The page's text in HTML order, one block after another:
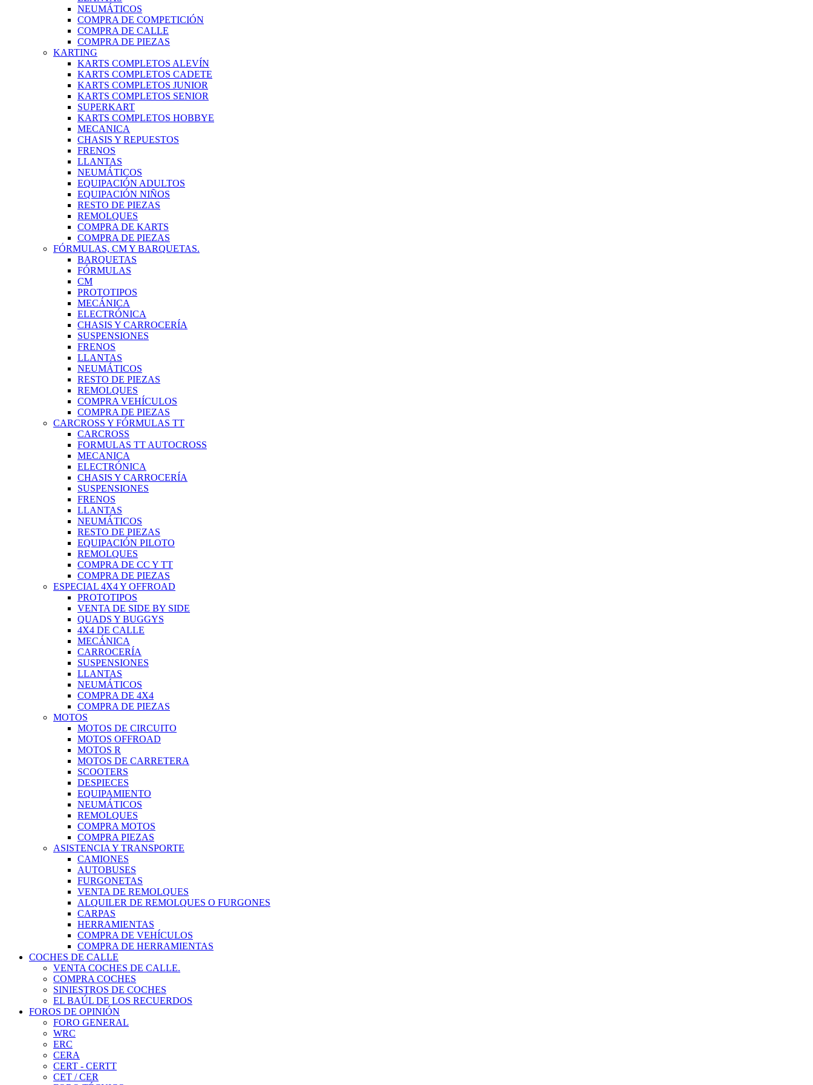
NEUMÁTICOS
COMPRA DE COMPETICIÓN
COMPRA DE CALLE
COMPRA DE PIEZAS
KARTING
KARTS COMPLETOS ALEVÍN
KARTS COMPLETOS CADETE
KARTS COMPLETOS JUNIOR
KARTS COMPLETOS SENIOR
SUPERKART
KARTS COMPLETOS HOBBYE
MECANICA
CHASIS Y REPUESTOS
FRENOS
LLANTAS
NEUMÁTICOS
EQUIPACIÓN ADULTOS
EQUIPACIÓN NIÑOS
RESTO DE PIEZAS
REMOLQUES
COMPRA DE KARTS
COMPRA DE PIEZAS
FÓRMULAS, CM Y BARQUETAS.
BARQUETAS
FÓRMULAS
CM
PROTOTIPOS
MECÁNICA
ELECTRÓNICA
CHASIS Y CARROCERÍA
SUSPENSIONES
FRENOS
LLANTAS
NEUMÁTICOS
RESTO DE PIEZAS
REMOLQUES
COMPRA VEHÍCULOS
COMPRA DE PIEZAS
CARCROSS Y FÓRMULAS TT
CARCROSS
FORMULAS TT AUTOCROSS
MECANICA
ELECTRÓNICA
CHASIS Y CARROCERÍA
SUSPENSIONES
FRENOS
LLANTAS
NEUMÁTICOS
RESTO DE PIEZAS
EQUIPACIÓN PILOTO
REMOLQUES
COMPRA DE CC Y TT
COMPRA DE PIEZAS
ESPECIAL 4X4 Y OFFROAD
PROTOTIPOS
VENTA DE SIDE BY SIDE
QUADS Y BUGGYS
4X4 DE CALLE
MECÁNICA
CARROCERÍA
SUSPENSIONES
LLANTAS
NEUMÁTICOS
COMPRA DE 4X4
COMPRA DE PIEZAS
MOTOS
MOTOS DE CIRCUITO
MOTOS OFFROAD
MOTOS R
MOTOS DE CARRETERA
SCOOTERS
DESPIECES
EQUIPAMIENTO
NEUMÁTICOS
REMOLQUES
COMPRA MOTOS
COMPRA PIEZAS
ASISTENCIA Y TRANSPORTE
CAMIONES
AUTOBUSES
FURGONETAS
VENTA DE REMOLQUES
ALQUILER DE REMOLQUES O FURGONES
CARPAS
HERRAMIENTAS
COMPRA DE VEHÍCULOS
COMPRA DE HERRAMIENTAS
COCHES DE CALLE
VENTA COCHES DE CALLE.
COMPRA COCHES
SINIESTROS DE COCHES
EL BAÚL DE LOS RECUERDOS
FOROS DE OPINIÓN
FORO GENERAL
WRC
ERC
CERA
CERT - CERTT
CET / CER